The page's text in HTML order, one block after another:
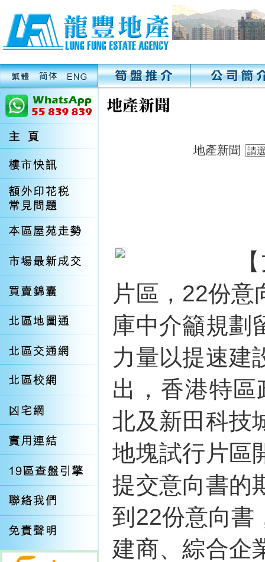
地產新聞
片區，22份意
庫中介籲規劃
力量以提速建
出，香港特
北及新田科技
地塊試行片區
提交意向書的
到22份意向書
建商、綜合企